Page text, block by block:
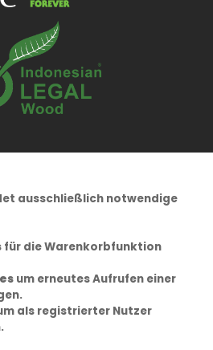
ausschließlich notwendige
für die Warenkorbfunktion
um erneutes Aufrufen einer
als registrierter Nutzer